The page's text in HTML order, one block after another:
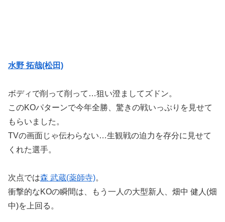
水野 拓哉(松田)
ボディで削って削って…狙い澄ましてズドン。
このKOパターンで今年全勝、驚きの戦いっぷりを見せて
もらいました。
TVの画面じゃ伝わらない…生観戦の迫力を存分に見せて
くれた選手。
次点では森 武蔵(薬師寺)。
衝撃的なKOの瞬間は、もう一人の大型新人、畑中 健人(畑
中)を上回る。